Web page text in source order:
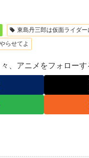
東島丹三郎は仮面ライダ
らせてよ
々、アニメをフォローす